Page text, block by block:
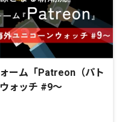
ーム「Patreon（パト
ォッチ #9〜